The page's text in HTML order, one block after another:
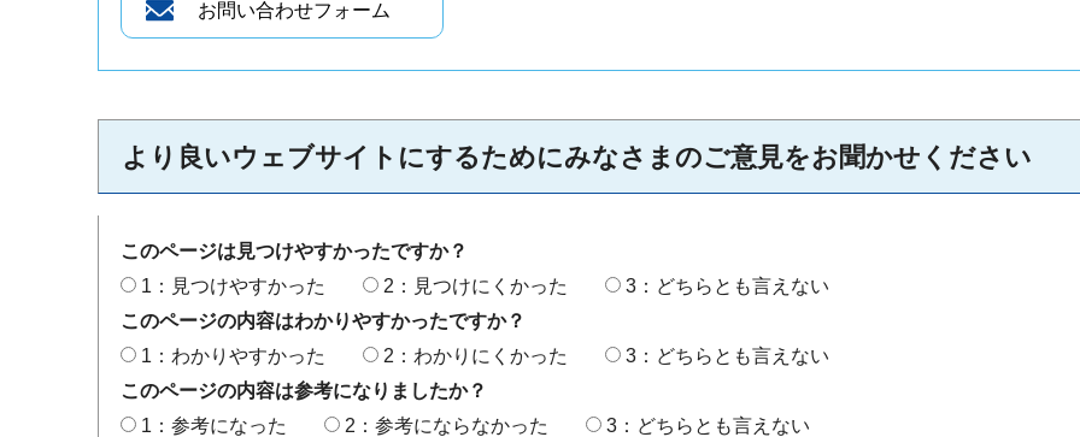
より良いウェブサイトにするためにみなさまのご意見をお聞かせください
このページは見つけやすかったですか？
1：見つけやすかった
2：見つけにくかった
3：どちらとも言えない
このページの内容はわかりやすかったですか？
1：わかりやすかった
2：わかりにくかった
3：どちらとも言えない
このページの内容は参考になりましたか？
1：参考になった
2：参考にならなかった 3：どちらとも言えない